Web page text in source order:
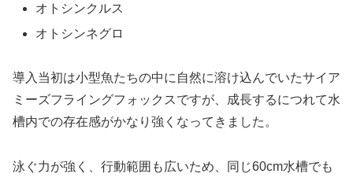
オトシンクルス
オトシンネグロ
導入当初は小型魚たちの中に自然に溶け込んでいたサイア
ミーズフライングフォックスですが、成長するにつれて水
槽内での存在感がかなり強くなってきました。
泳ぐ力が強く、行動範囲も広いため、同じ60cm水槽でも